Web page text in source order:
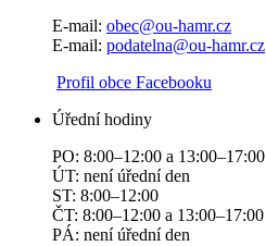
E-mail: obec@ou-hamr.cz
E-mail: podatelna@ou-hamr.cz
Profil obce Facebooku
Úřední hodiny
PO: 8:00–12:00 a 13:00–17:00
ÚT: není úřední den
ST: 8:00–12:00
ČT: 8:00–12:00 a 13:00–17:00
PÁ: není úřední den